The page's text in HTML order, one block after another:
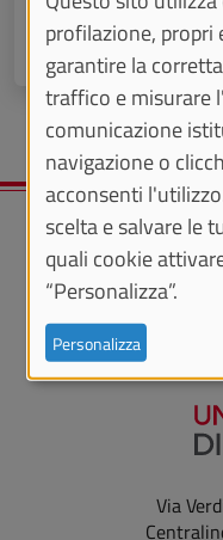
Via
profilazione, propri
garantire la
traffico e misurare
comunicazione
navigazione o
acconsenti
scelta e salvare le
quali cookie
“Personalizza”.
Personalizza